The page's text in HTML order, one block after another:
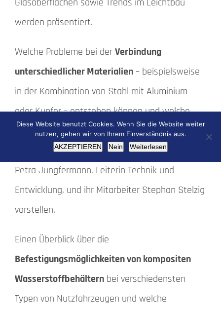
werden präsentiert.
Welche Probleme bei derVerbindung
unterschiedlicher Materialien – beispielsweise
in der Kombination von Stahl mit Aluminium
oder Kupfer – entstehen können und welche
Lösungen die Berrang Mechanische
Verbindungstechnik GmbH hier vorhält, werden
Petra Jungfermann, Leiterin Technik und
Entwicklung, und ihr Mitarbeiter Stephan Stelzig
vorstellen.
Einen Überblick über die
Befestigungsmöglichkeiten von kompositen
Wasserstoffbehältern bei verschiedensten
Typen von Nutzfahrzeugen und welche
Diese Website benutzt Cookies. Wenn Sie die Website weiter
nutzen, gehen wir von Ihrem Einverständnis aus.
AKZEPTIEREN
Nein Weiterlesen